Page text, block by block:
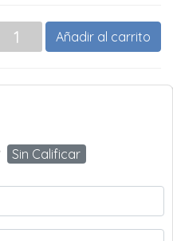
Añadir al carrito
Sin Calificar